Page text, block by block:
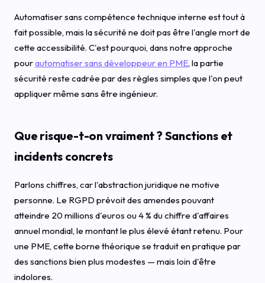
Automatiser sans compétence technique interne est tout à
fait possible, mais la sécurité ne doit pas être l'angle mort de
cette accessibilité. C'est pourquoi, dans notre approche
pourautomatiser sans développeur en PME, la partie
sécurité reste cadrée par des règles simples que l'on peut
appliquer même sans être ingénieur.
Que risque-t-on vraiment ? Sanctions et
incidents concrets
Parlons chiffres, car l'abstraction juridique ne motive
personne. Le RGPD prévoit des amendes pouvant
atteindre 20 millions d'euros ou 4 % du chiffre d'affaires
annuel mondial, le montant le plus élevé étant retenu. Pour
une PME, cette borne théorique se traduit en pratique par
des sanctions bien plus modestes — mais loin d'être
indolores.